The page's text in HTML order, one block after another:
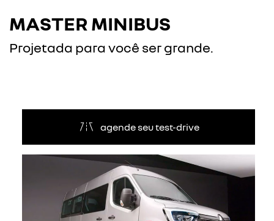
MASTER MINIBUS
Projetada para você ser grande.
agende seu test-drive